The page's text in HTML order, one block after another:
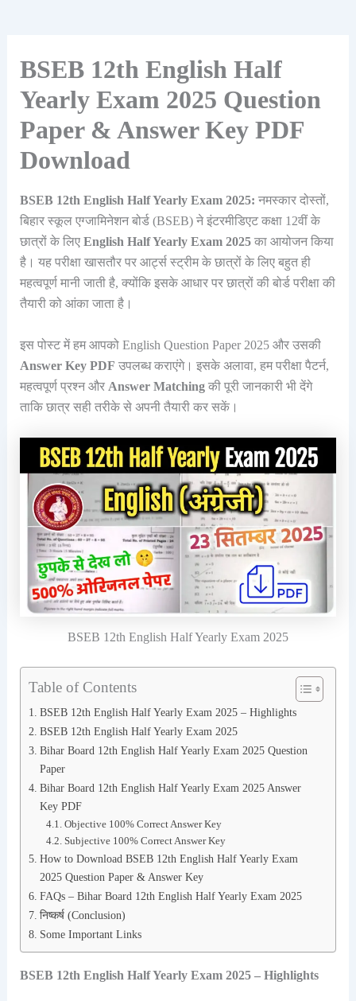
BSEB 12th English Half
Yearly Exam 2025 Question
Paper & Answer Key PDF
Download
BSEB 12th English Half Yearly Exam 2025: नमस्कार दोस्तों,
बिहार स्कूल एग्जामिनेशन बोर्ड (BSEB) ने इंटरमीडिएट कक्षा 12वीं के
छात्रों के लिए English Half Yearly Exam 2025का आयोजन किया
है। यह परीक्षा खासतौर पर आर्ट्स स्ट्रीम के छात्रों के लिए बहुत ही
महत्वपूर्ण मानी जाती है, क्योंकि इसके आधार पर छात्रों की बोर्ड परीक्षा की
तैयारी को आंका जाता है।
इस पोस्ट में हम आपको English Question Paper 2025 और उसकी
Answer Key PDF उपलब्ध कराएंगे। इसके अलावा, हम परीक्षा पैटर्न,
महत्वपूर्ण प्रश्न और Answer Matchingकी पूरी जानकारी भी देंगे
ताकि छात्र सही तरीके से अपनी तैयारी कर सकें।
BSEB 12th English Half Yearly Exam 2025
Table of Contents
BSEB 12th English Half Yearly Exam 2025 – Highlights
BSEB 12th English Half Yearly Exam 2025
Bihar Board 12th English Half Yearly Exam 2025 Question
Paper
Bihar Board 12th English Half Yearly Exam 2025 Answer
Key PDF
Objective 100% Correct Answer Key
Subjective 100% Correct Answer Key
How to Download BSEB 12th English Half Yearly Exam
2025 Question Paper & Answer Key
FAQs – Bihar Board 12th English Half Yearly Exam 2025
निष्कर्ष (Conclusion)
Some Important Links
BSEB 12th English Half Yearly Exam 2025 – Highlights